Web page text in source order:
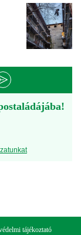
tájékoztató